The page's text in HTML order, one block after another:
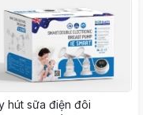
hút sữa điện đôi